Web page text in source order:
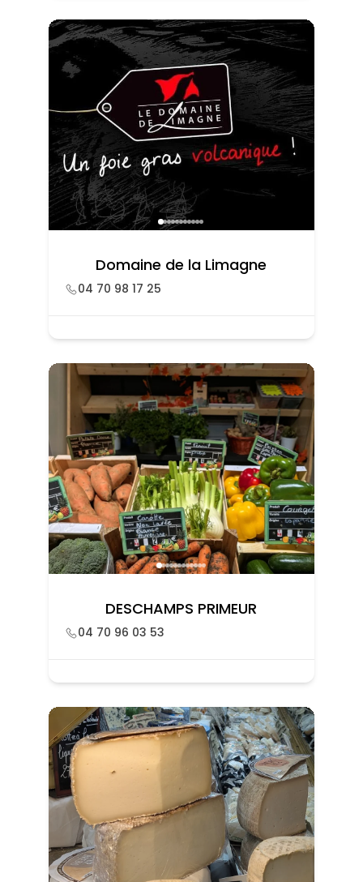
Domaine de la Limagne
04 70 98 17 25
DESCHAMPS PRIMEUR
04 70 96 03 53